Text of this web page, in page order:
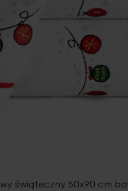
świąteczny 50x90 cm